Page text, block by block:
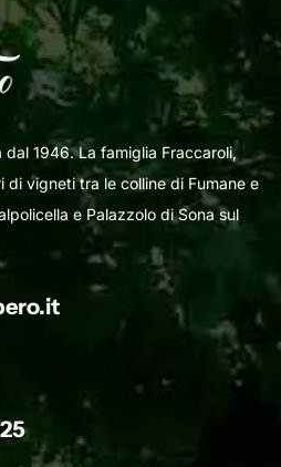
1946. La famiglia Fraccaroli,
vigneti tra le colline di Fumane e
e Palazzolo di Sona sul